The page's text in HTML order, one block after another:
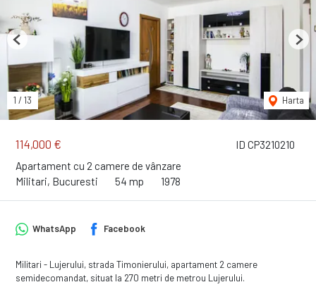
ID CP3210210
114,000 €
Apartament cu 2 camere de vânzare
Militari, Bucuresti
54 mp 1978
1 / 13 Harta
Previous Next
WhatsApp Facebook
Militari - Lujerului, strada Timonierului, apartament 2 camere
semidecomandat, situat la 270 metri de metrou Lujerului.